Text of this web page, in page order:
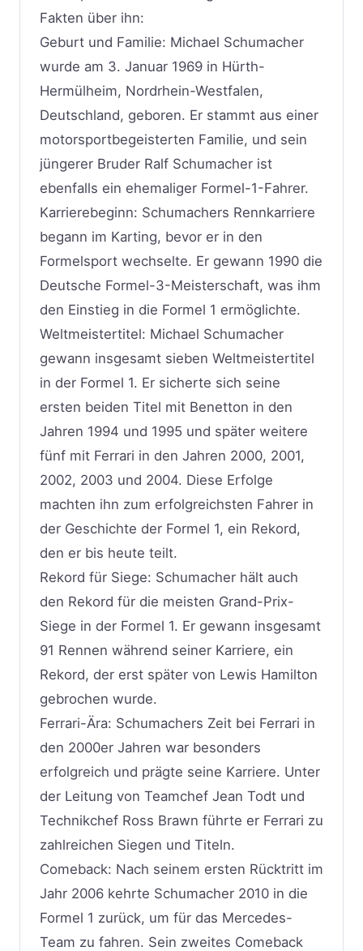
Fakten über ihn:
Geburt und Familie: Michael Schumacher
wurde am 3. Januar 1969 in Hürth-
Hermülheim, Nordrhein-Westfalen,
Deutschland, geboren. Er stammt aus einer
motorsportbegeisterten Familie, und sein
jüngerer Bruder Ralf Schumacher ist
ebenfalls ein ehemaliger Formel-1-Fahrer.
Karrierebeginn: Schumachers Rennkarriere
begann im Karting, bevor er in den
Formelsport wechselte. Er gewann 1990 die
Deutsche Formel-3-Meisterschaft, was ihm
den Einstieg in die Formel 1 ermöglichte.
Weltmeistertitel: Michael Schumacher
gewann insgesamt sieben Weltmeistertitel
in der Formel 1. Er sicherte sich seine
ersten beiden Titel mit Benetton in den
Jahren 1994 und 1995 und später weitere
fünf mit Ferrari in den Jahren 2000, 2001,
2002, 2003 und 2004. Diese Erfolge
machten ihn zum erfolgreichsten Fahrer in
der Geschichte der Formel 1, ein Rekord,
den er bis heute teilt.
Rekord für Siege: Schumacher hält auch
den Rekord für die meisten Grand-Prix-
Siege in der Formel 1. Er gewann insgesamt
91 Rennen während seiner Karriere, ein
Rekord, der erst später von Lewis Hamilton
gebrochen wurde.
Ferrari-Ära: Schumachers Zeit bei Ferrari in
den 2000er Jahren war besonders
erfolgreich und prägte seine Karriere. Unter
der Leitung von Teamchef Jean Todt und
Technikchef Ross Brawn führte er Ferrari zu
zahlreichen Siegen und Titeln.
Comeback: Nach seinem ersten Rücktritt im
Jahr 2006 kehrte Schumacher 2010 in die
Formel 1 zurück, um für das Mercedes-
Team zu fahren. Sein zweites Comeback